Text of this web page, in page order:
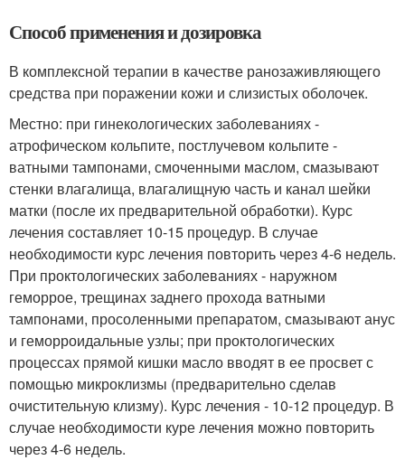
Способ применения и дозировка
В комплексной терапии в качестве ранозаживляющего
средства при поражении кожи и слизистых оболочек.
Местно: при гинекологических заболеваниях -
атрофическом кольпите, постлучевом кольпите -
ватными тампонами, смоченными маслом, смазывают
стенки влагалища, влагалищную часть и канал шейки
матки (после их предварительной обработки). Курс
лечения составляет 10-15 процедур. В случае
необходимости курс лечения повторить через 4-6 недель.
При проктологических заболеваниях - наружном
геморрое, трещинах заднего прохода ватными
тампонами, просоленными препаратом, смазывают анус
и геморроидальные узлы; при проктологических
процессах прямой кишки масло вводят в ее просвет с
помощью микроклизмы (предварительно сделав
очистительную клизму). Курс лечения - 10-12 процедур. В
случае необходимости куре лечения можно повторить
через 4-6 недель.